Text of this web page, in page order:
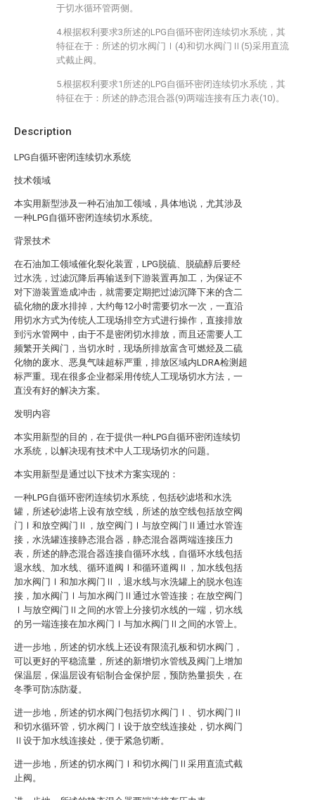
Description
LPG自循环密闭连续切水系统
技术领域
本实用新型涉及一种石油加工领域，具体地说，尤其涉及
一种LPG自循环密闭连续切水系统。
背景技术
在石油加工领域催化裂化装置，LPG脱硫、脱硫醇后要经
过水洗，过滤沉降后再输送到下游装置再加工，为保证不
对下游装置造成冲击，就需要定期把过滤沉降下来的含二
硫化物的废水排掉，大约每12小时需要切水一次，一直沿
用切水方式为传统人工现场排空方式进行操作，直接排放
到污水管网中，由于不是密闭切水排放，而且还需要人工
频繁开关阀门，当切水时，现场所排放富含可燃烃及二硫
化物的废水、恶臭气味超标严重，排放区域内LDRA检测超
标严重。现在很多企业都采用传统人工现场切水方法，一
直没有好的解决方案。
发明内容
本实用新型的目的，在于提供一种LPG自循环密闭连续切
水系统，以解决现有技术中人工现场切水的问题。
本实用新型是通过以下技术方案实现的：
一种LPG自循环密闭连续切水系统，包括砂滤塔和水洗
罐，所述砂滤塔上设有放空线，所述的放空线包括放空阀
门Ⅰ和放空阀门Ⅱ，放空阀门Ⅰ与放空阀门Ⅱ通过水管连
接，水洗罐连接静态混合器，静态混合器两端连接压力
表，所述的静态混合器连接自循环水线，自循环水线包括
退水线、加水线、循环道阀Ⅰ和循环道阀Ⅱ，加水线包括
加水阀门Ⅰ和加水阀门Ⅱ，退水线与水洗罐上的脱水包连
接，加水阀门Ⅰ与加水阀门Ⅱ通过水管连接；在放空阀门
Ⅰ与放空阀门Ⅱ之间的水管上分接切水线的一端，切水线
的另一端连接在加水阀门Ⅰ与加水阀门Ⅱ之间的水管上。
进一步地，所述的切水线上还设有限流孔板和切水阀门，
可以更好的平稳流量，所述的新增切水管线及阀门上增加
保温层，保温层设有铝制合金保护层，预防热量损失，在
冬季可防冻防凝。
进一步地，所述的切水阀门包括切水阀门Ⅰ、切水阀门Ⅱ
和切水循环管，切水阀门Ⅰ设于放空线连接处，切水阀门
Ⅱ设于加水线连接处，便于紧急切断。
进一步地，所述的切水阀门Ⅰ和切水阀门Ⅱ采用直流式截
止阀。
于切水循环管两侧。
4.根据权利要求3所述的LPG自循环密闭连续切水系统，其
特征在于：所述的切水阀门Ⅰ(4)和切水阀门Ⅱ(5)采用直流
式截止阀。
5.根据权利要求1所述的LPG自循环密闭连续切水系统，其
特征在于：所述的静态混合器(9)两端连接有压力表(10)。